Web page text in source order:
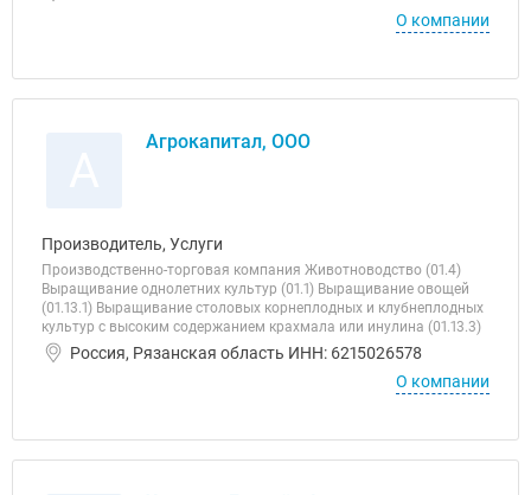
О компании
Агрокапитал, ООО
Производитель, Услуги
Производственно-торговая компания Животноводство (01.4)
Выращивание однолетних культур (01.1) Выращивание овощей
(01.13.1) Выращивание столовых корнеплодных и клубнеплодных
культур с высоким содержанием крахмала или инулина (01.13.3)
Россия, Рязанская область ИНН: 6215026578
О компании